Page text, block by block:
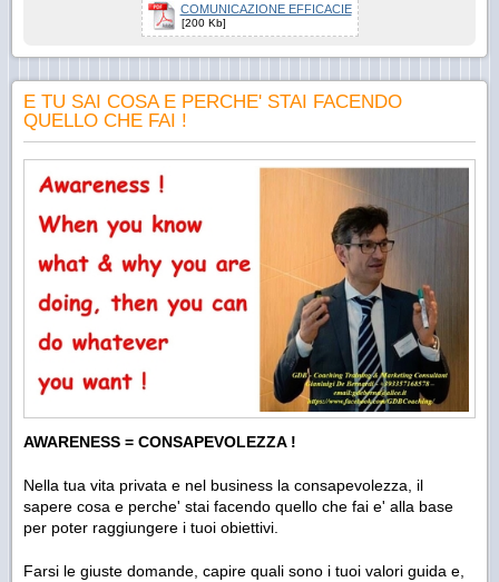
COMUNICAZIONE EFFICACIE
[200 Kb]
E TU SAI COSA E PERCHE' STAI FACENDO
QUELLO CHE FAI !
AWARENESS = CONSAPEVOLEZZA !
Nella tua vita privata e nel business la consapevolezza, il
sapere cosa e perche' stai facendo quello che fai e' alla base
per poter raggiungere i tuoi obiettivi.
Farsi le giuste domande, capire quali sono i tuoi valori guida e,